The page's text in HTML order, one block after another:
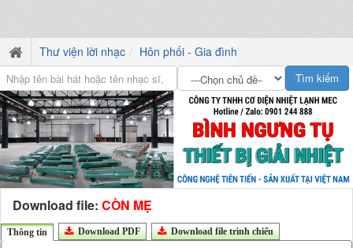
Thư viện lời nhạc Hôn phối - Gia đình
Download file: CÒN MẸ
Thông tin Download PDF Download file trình chiếu